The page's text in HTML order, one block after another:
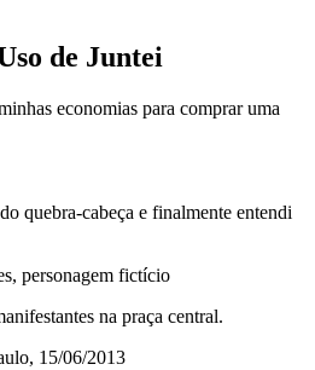
de Juntei
economias para comprar uma
quebra-cabeça e finalmente entendi
personagem fictício
na praça central.
15/06/2013